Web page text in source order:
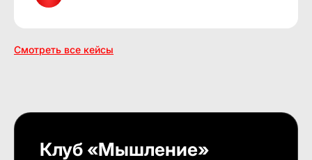
Смотреть все кейсы
Клуб «Мышление»